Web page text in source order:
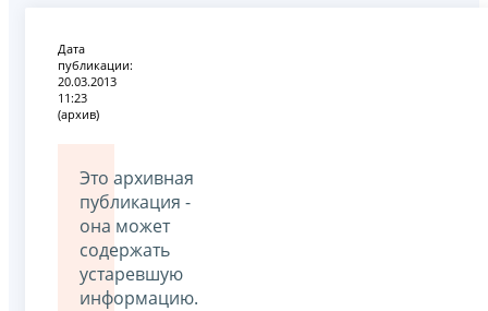
Дата
публикации:
20.03.2013
11:23
(архив)
Это архивная
публикация -
она может
содержать
устаревшую
информацию.